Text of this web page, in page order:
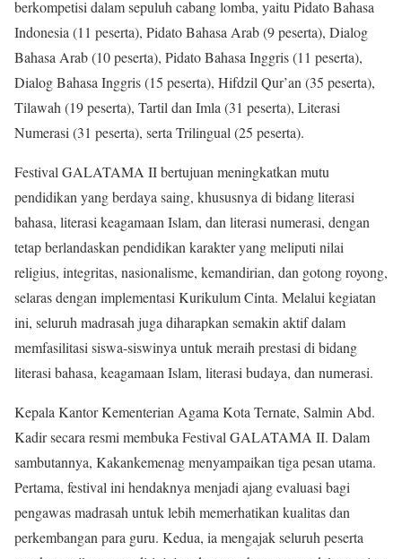
berkompetisi dalam sepuluh cabang lomba, yaitu Pidato Bahasa
Indonesia (11 peserta), Pidato Bahasa Arab (9 peserta), Dialog
Bahasa Arab (10 peserta), Pidato Bahasa Inggris (11 peserta),
Dialog Bahasa Inggris (15 peserta), Hifdzil Qur’an (35 peserta),
Tilawah (19 peserta), Tartil dan Imla (31 peserta), Literasi
Numerasi (31 peserta), serta Trilingual (25 peserta).
Festival GALATAMA II bertujuan meningkatkan mutu
pendidikan yang berdaya saing, khususnya di bidang literasi
bahasa, literasi keagamaan Islam, dan literasi numerasi, dengan
tetap berlandaskan pendidikan karakter yang meliputi nilai
religius, integritas, nasionalisme, kemandirian, dan gotong royong,
selaras dengan implementasi Kurikulum Cinta. Melalui kegiatan
ini, seluruh madrasah juga diharapkan semakin aktif dalam
memfasilitasi siswa-siswinya untuk meraih prestasi di bidang
literasi bahasa, keagamaan Islam, literasi budaya, dan numerasi.
Kepala Kantor Kementerian Agama Kota Ternate, Salmin Abd.
Kadir secara resmi membuka Festival GALATAMA II. Dalam
sambutannya, Kakankemenag menyampaikan tiga pesan utama.
Pertama, festival ini hendaknya menjadi ajang evaluasi bagi
pengawas madrasah untuk lebih memerhatikan kualitas dan
perkembangan para guru. Kedua, ia mengajak seluruh peserta